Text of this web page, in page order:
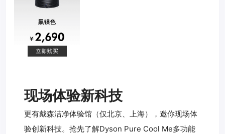
现场体验新科技
更有戴森洁净体验馆（仅北京、上海），邀你现场体
验创新科技。抢先了解Dyson Pure Cool Me多功能